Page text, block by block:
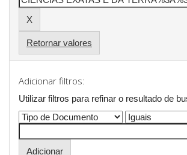
Retornar valores
Adicionar filtros:
Utilizar filtros para refinar o resultado de